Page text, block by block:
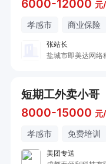
6000-12000 元
孝感市 商业保险
张站长
短期工外卖小哥
8000-15000 元
孝感市 免费培训
美团专送